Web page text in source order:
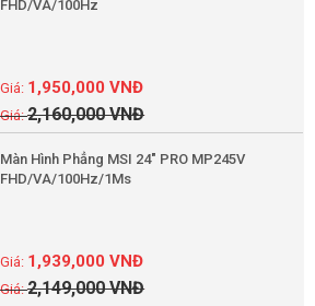
FHD/VA/100Hz
2,160,000VNĐ
1,950,000VNĐ
Màn Hình Phẳng MSI 24" PRO MP245V
FHD/VA/100Hz/1Ms
2,149,000VNĐ
1,939,000VNĐ